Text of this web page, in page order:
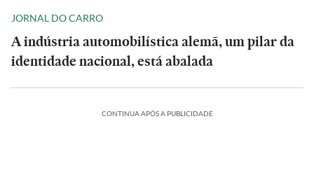
JORNAL DO CARRO
A indústria automobilística alemã, um pilar da
identidade nacional, está abalada
CONTINUA APÓS A PUBLICIDADE